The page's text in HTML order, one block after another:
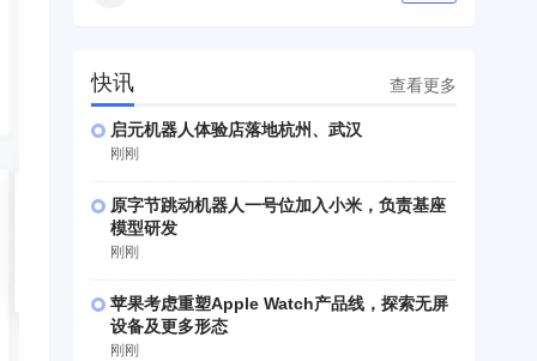
快讯 查看更多
启元机器人体验店落地杭州、武汉
刚刚
原字节跳动机器人一号位加入小米，负责基座
模型研发
刚刚
苹果考虑重塑Apple Watch产品线，探索无屏
设备及更多形态
刚刚